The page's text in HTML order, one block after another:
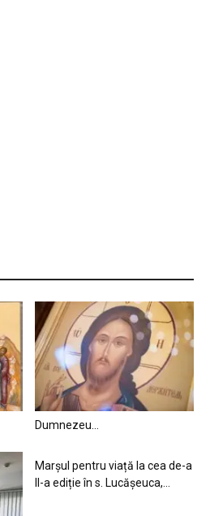
Dumnezeu…
Marșul pentru viață la cea de-a
II-a ediție în s. Lucășeuca,...